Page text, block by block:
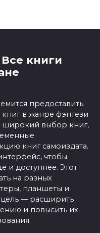
книги
предоставить
в жанре фэнтези
широкий выбор книг,
книг самоиздата.
чтобы
и доступнее. Этот
на разных
планшеты и
— расширить
и повысить их